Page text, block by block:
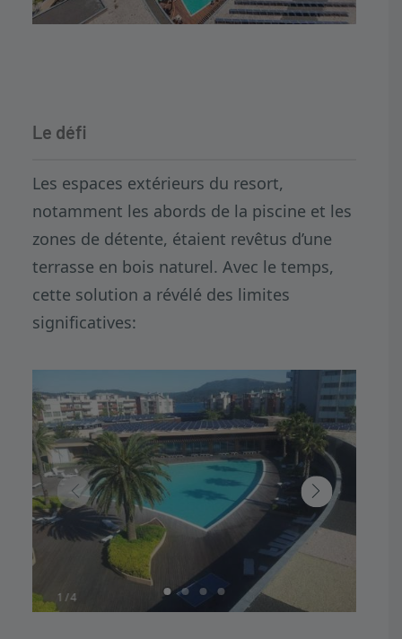
Le défi
Les espaces extérieurs du resort,
notamment les abords de la piscine et les
zones de détente, étaient revêtus d’une
terrasse en bois naturel. Avec le temps,
cette solution a révélé des limites
significatives:
1 4